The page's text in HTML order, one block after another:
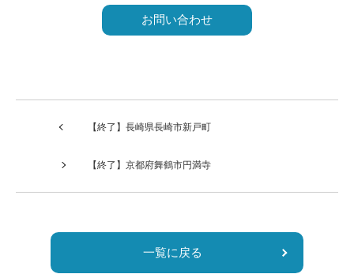
【終了】長崎県長崎市新戸町
【終了】京都府舞鶴市円満寺
一覧に戻る